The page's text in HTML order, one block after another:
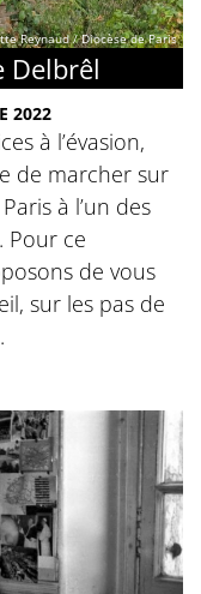
Reynaud / Diocèse de Paris
Delbrêl
2022
à l’évasion,
de marcher sur
à l’un des
Pour ce
de vous
sur les pas de